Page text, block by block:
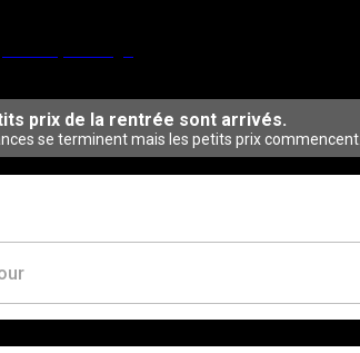
prix de la rentrée sont arrivés.
se terminent mais les petits prix commencent.